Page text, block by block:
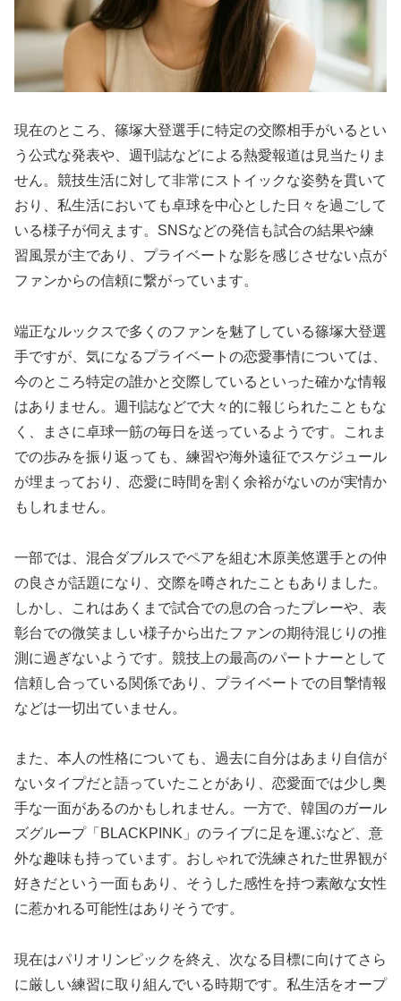
現在のところ、篠塚大登選手に特定の交際相手がいるとい
う公式な発表や、週刊誌などによる熱愛報道は見当たりま
せん。競技生活に対して非常にストイックな姿勢を貫いて
おり、私生活においても卓球を中心とした日々を過ごして
いる様子が伺えます。SNSなどの発信も試合の結果や練
習風景が主であり、プライベートな影を感じさせない点が
ファンからの信頼に繋がっています。
端正なルックスで多くのファンを魅了している篠塚大登選
手ですが、気になるプライベートの恋愛事情については、
今のところ特定の誰かと交際しているといった確かな情報
はありません。週刊誌などで大々的に報じられたこともな
く、まさに卓球一筋の毎日を送っているようです。これま
での歩みを振り返っても、練習や海外遠征でスケジュール
が埋まっており、恋愛に時間を割く余裕がないのが実情か
もしれません。
一部では、混合ダブルスでペアを組む木原美悠選手との仲
の良さが話題になり、交際を噂されたこともありました。
しかし、これはあくまで試合での息の合ったプレーや、表
彰台での微笑ましい様子から出たファンの期待混じりの推
測に過ぎないようです。競技上の最高のパートナーとして
信頼し合っている関係であり、プライベートでの目撃情報
などは一切出ていません。
また、本人の性格についても、過去に自分はあまり自信が
ないタイプだと語っていたことがあり、恋愛面では少し奥
手な一面があるのかもしれません。一方で、韓国のガール
ズグループ「BLACKPINK」のライブに足を運ぶなど、意
外な趣味も持っています。おしゃれで洗練された世界観が
好きだという一面もあり、そうした感性を持つ素敵な女性
に惹かれる可能性はありそうです。
現在はパリオリンピックを終え、次なる目標に向けてさら
に厳しい練習に取り組んでいる時期です。私生活をオープ